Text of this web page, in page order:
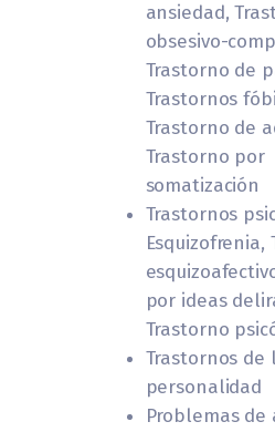
ansiedad,
obsesivo-
Trastorno de
Trastornos
Trastorno de
Trastorno por
somatización
Trastornos
Esquizofrenia,
por ideas
Trastorno
Trastornos de
personalidad
Problemas de